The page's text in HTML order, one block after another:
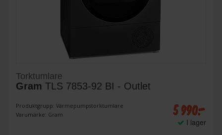
Torktumlare
Gram TLS 7853-92 BI - Outlet
Produktgrupp: Värmepumpstorktumlare
Varumärke: Gram
5 990:-
I lager